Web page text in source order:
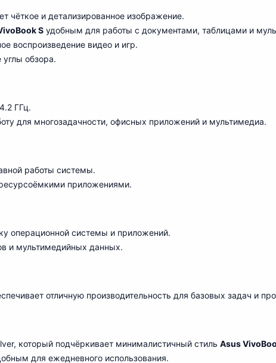
чёткое и детализированное изображение.
S удобным для работы с документами, таблицами и
воспроизведение видео и игр.
углы обзора.
ГГц.
для многозадачности, офисных приложений и мультимедиа.
работы системы.
приложениями.
операционной системы и приложений.
и мультимедийных данных.
отличную производительность для базовых задач и
который подчёркивает минималистичный стиль Asus
для ежедневного использования.